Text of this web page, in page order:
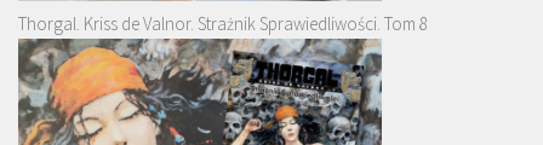
Thorgal. Kriss de Valnor. Strażnik Sprawiedliwości. Tom 8